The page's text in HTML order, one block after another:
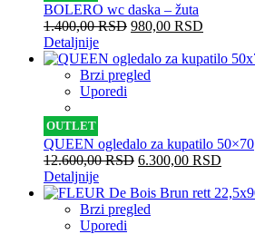
BOLERO wc daska – žuta
1.400,00RSD 980,00 RSD
Detaljnije
Brzi pregled
Uporedi
OUTLET
QUEEN ogledalo za kupatilo 50×70
12.600,00RSD 6.300,00 RSD
Detaljnije
Brzi pregled
Uporedi